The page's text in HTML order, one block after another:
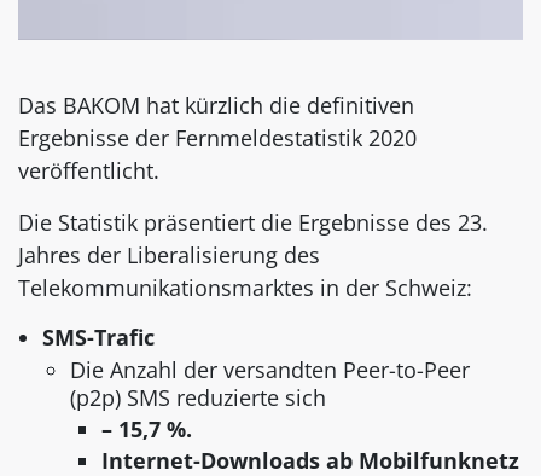
Das BAKOM hat kürzlich die definitiven
Ergebnisse der Fernmeldestatistik 2020
veröffentlicht.
Die Statistik präsentiert die Ergebnisse des 23.
Jahres der Liberalisierung des
Telekommunikationsmarktes in der Schweiz:
SMS-Trafic
Die Anzahl der versandten Peer-to-Peer
(p2p) SMS reduzierte sich
– 15,7 %.
Internet-Downloads ab Mobilfunknetz